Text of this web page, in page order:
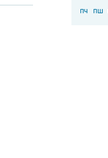
пч
пш